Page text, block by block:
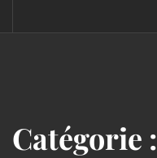
Catégorie :